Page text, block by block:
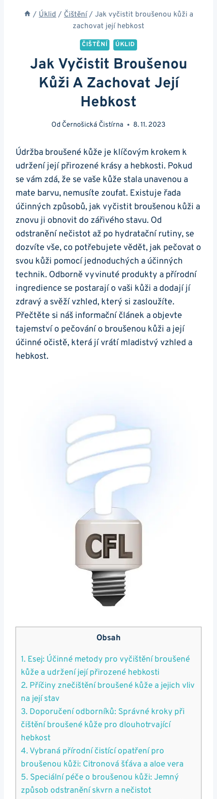
/ Úklid / Čištění / Jak vyčistit broušenou kůži a
zachovat její hebkost
ČIŠTĚNÍ ÚKLID
Jak Vyčistit Broušenou
Kůži A Zachovat Její
Hebkost
Od Černošická Čistírna 8. 11. 2023
Údržba broušené kůže je klíčovým krokem ​k
⁣udržení její ⁣přirozené krásy⁣ a hebkosti. Pokud
se vám zdá, že se vaše ‍kůže stala unavenou a
mate barvu, nemusíte zoufat. Existuje řada
účinných způsobů, jak vyčistit broušenou kůži a
znovu ji obnovit do zářivého⁤ stavu. Od
‍odstranění nečistot až ⁣po hydratační ​rutiny, ‌se
dozvíte vše, co potřebujete vědět, jak pečovat o
svou kůži​ pomocí jednoduchých a​ účinných
technik. Odborně vyvinuté produkty a přírodní
ingredience se postarají o vaši kůži a‌ dodají jí
zdravý⁤ a svěží‌ vzhled, který si zasloužíte.
⁢Přečtěte si náš informační článek a ​objevte
tajemství o pečování ‌o broušenou kůži a její​
účinné očistě, která jí vrátí mladistvý⁣ vzhled a‌
hebkost.
Obsah
1. Esej: Účinné metody pro vyčištění broušené
kůže⁤ a udržení její ⁤přirozené hebkosti
2. Příčiny znečištění broušené kůže a jejich vliv
na její stav
3. Doporučení odborníků: Správné kroky při
čištění broušené kůže pro dlouhotrvající
hebkost
4. Vybraná přírodní čistící opatření pro
broušenou​ kůži: Citronová ⁣šťáva⁢ a aloe vera
5. Speciální péče o broušenou kůži: Jemný
způsob‍ odstranění skvrn a nečistot